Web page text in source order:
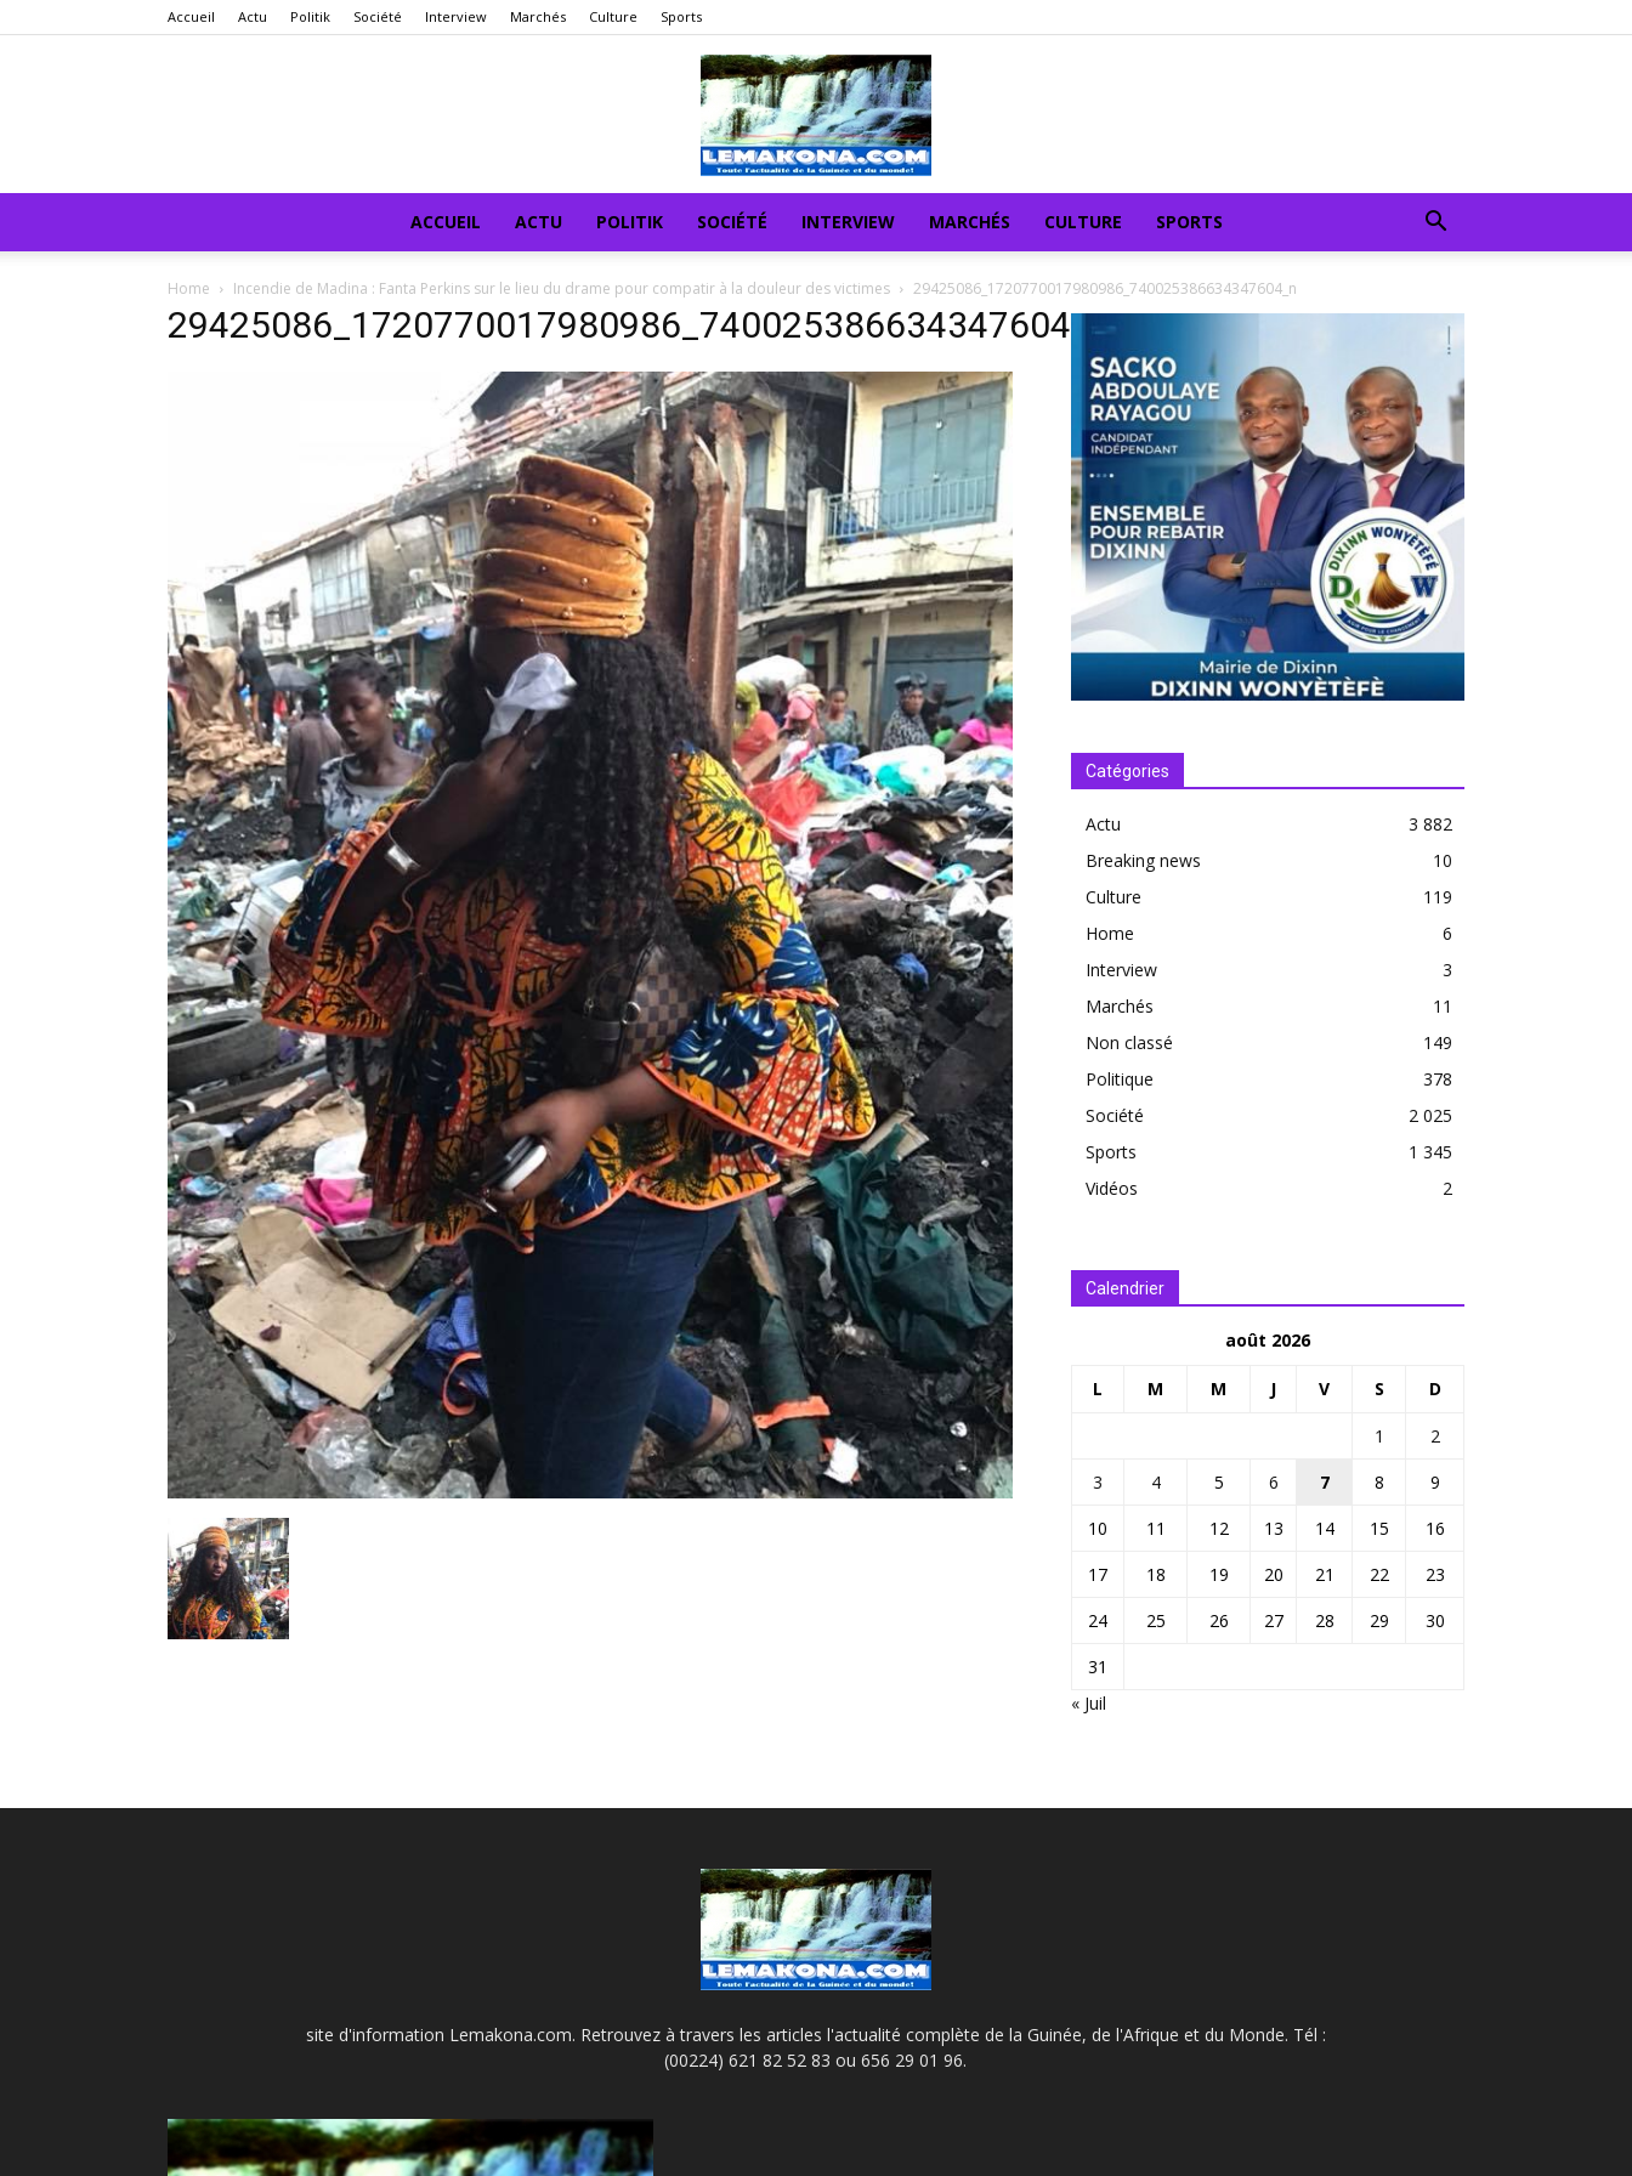
Accueil Actu Politik Société Interview Marchés Culture Sports
ACCUEIL ACTU POLITIK SOCIÉTÉ INTERVIEW MARCHÉS CULTURE SPORTS
Home Incendie de Madina : Fanta Perkins sur le lieu du drame pour compatir à la douleur des victimes 29425086_1720770017980986_740025386634347604_n
29425086_1720770017980986_740025386634347604_n
Catégories
Actu
3 882
Breaking news
10
Culture
119
Home
6
Interview
3
Marchés
11
Non classé
149
Politique
378
Société
2 025
Sports
1 345
Vidéos
2
Calendrier
août 2026
L M M J V S D
1
2
3
4 5 6 7 8
9
10
11 12 13 14 15
16
17
18 19 20 21 22
23
24
25 26 27 28 29
30
31
« Juil
site d'information Lemakona.com. Retrouvez à travers les articles l'actualité complète de la Guinée, de l'Afrique et du Monde. Tél :
(00224) 621 82 52 83 ou 656 29 01 96.